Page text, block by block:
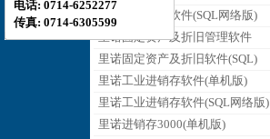
里诺采购管理软件(SQL网络版)
里诺固定资产及折旧管理软件
里诺固定资产及折旧软件(SQL)
里诺工业进销存软件(单机版)
里诺工业进销存软件(SQL网络版)
里诺进销存3000(单机版)
电话: 0714-6252277
传真: 0714-6305599